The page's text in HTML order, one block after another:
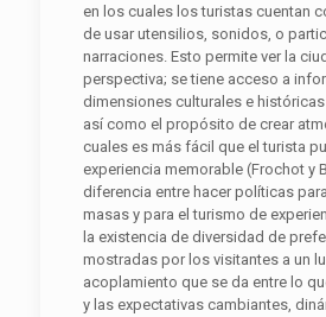
en los cuales los turistas cuentan
de usar utensilios, sonidos, o
narraciones. Esto permite ver la
perspectiva; se tiene acceso a
dimensiones culturales e históricas
así como el propósito de crear
cuales es más fácil que el turista
experiencia memorable (Frochot y
diferencia entre hacer políticas
masas y para el turismo de
la existencia de diversidad de
mostradas por los visitantes a un
acoplamiento que se da entre lo
y las expectativas cambiantes,